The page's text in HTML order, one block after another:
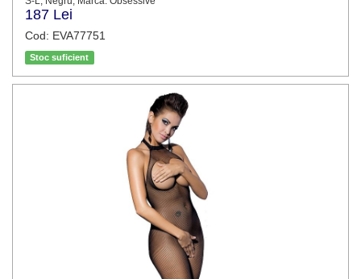
187 Lei
Cod: EVA77751
Stoc suficient